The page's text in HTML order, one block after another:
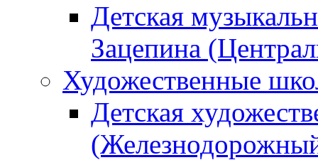
Детская
Зацепина
Художественные
Детская